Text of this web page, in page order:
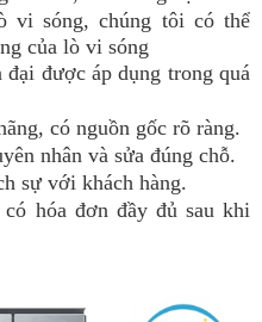
vi sóng, chúng tôi có thể
của lò vi sóng
được áp dụng trong quá
có nguồn gốc rõ ràng.
nhân và sửa đúng chỗ.
sự với khách hàng.
hóa đơn đầy đủ sau khi